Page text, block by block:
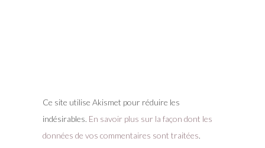
Ce site utilise Akismet pour réduire les
indésirables. En savoir plus sur la façon dont les
données de vos commentaires sont traitées.